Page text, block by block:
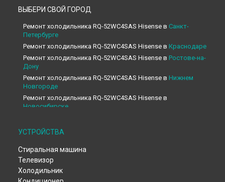
ВЫБЕРИ СВОЙ ГОРОД
Ремонт холодильника RQ-52WC4SAS Hisense в Санкт-
Петербурге
Ремонт холодильника RQ-52WC4SAS Hisense в Краснодаре
Ремонт холодильника RQ-52WC4SAS Hisense в Ростове-на-
Дону
Ремонт холодильника RQ-52WC4SAS Hisense в Нижнем
Новгороде
Ремонт холодильника RQ-52WC4SAS Hisense в
Новосибирске
Ремонт холодильника RQ-52WC4SAS Hisense в
Ремонт холодильника RQ-52WC4SAS Hisense в
Ремонт холодильника RQ-52WC4SAS Hisense в
Ремонт холодильника RQ-52WC4SAS Hisense в
УСТРОЙСТВА
Стиральная машина
Телевизор
Холодильник